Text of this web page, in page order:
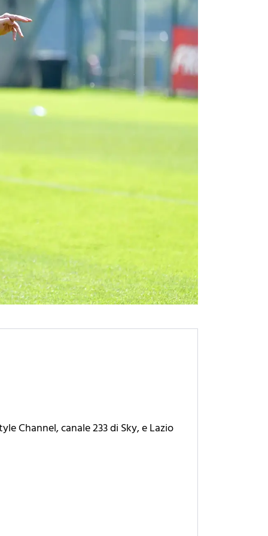
Channel, canale 233 di Sky, e Lazio